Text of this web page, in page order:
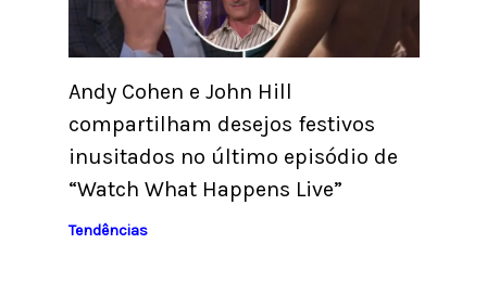
Andy Cohen e John Hill
compartilham desejos festivos
inusitados no último episódio de
“Watch What Happens Live”
Tendências